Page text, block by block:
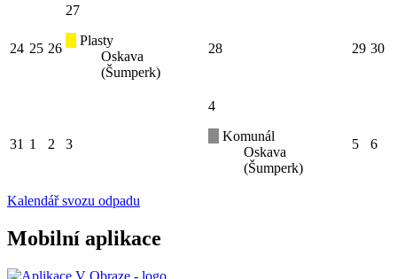
24 25 26
27
Plasty
Oskava
(Šumperk)
28 29 30
31 1 2 3
4
Komunál
Oskava
(Šumperk)
5 6
Kalendář svozu odpadu
Mobilní aplikace